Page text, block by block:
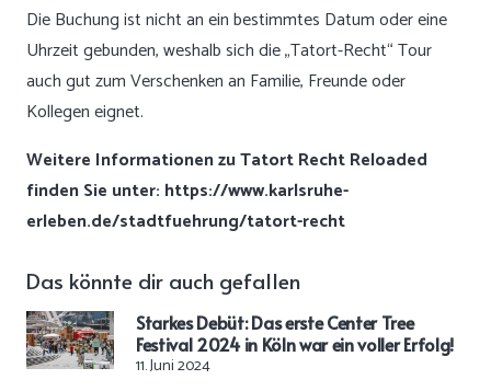
Die Buchung ist nicht an ein bestimmtes Datum oder eine
Uhrzeit gebunden, weshalb sich die „Tatort-Recht“ Tour
auch gut zum Verschenken an Familie, Freunde oder
Kollegen eignet.
Weitere Informationen zu Tatort Recht Reloaded
finden Sie unter: https://www.karlsruhe-
erleben.de/stadtfuehrung/tatort-recht
Das könnte dir auch gefallen
Starkes Debüt: Das erste Center Tree
Festival 2024 in Köln war ein voller Erfolg!
11. Juni 2024